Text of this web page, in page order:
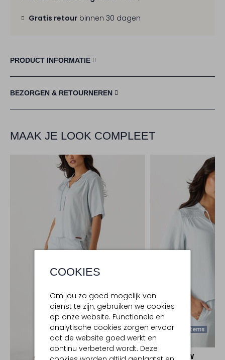
COOKIES
Om jou zo goed mogelijk van
dienst te zijn, gebruiken we cookies
op onze website. Functionele en
analytische cookies zorgen ervoor
dat de website goed werkt en
continu verbeterd wordt. Deze
Gratis retour binnen 30 dagen
PRODUCT INFORMATIE
BEZORGEN & RETOURNEREN
MAAK JE LOOK COMPLEET
Laatste Items
MOSCOW